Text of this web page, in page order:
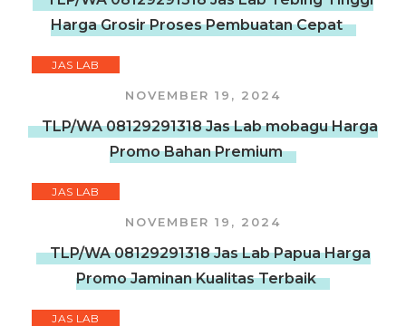
Harga Grosir Proses Pembuatan Cepat
JAS LAB
NOVEMBER 19, 2024
TLP/WA 08129291318 Jas Lab mobagu Harga
Promo Bahan Premium
JAS LAB
NOVEMBER 19, 2024
TLP/WA 08129291318 Jas Lab Papua Harga
Promo Jaminan Kualitas Terbaik
JAS LAB